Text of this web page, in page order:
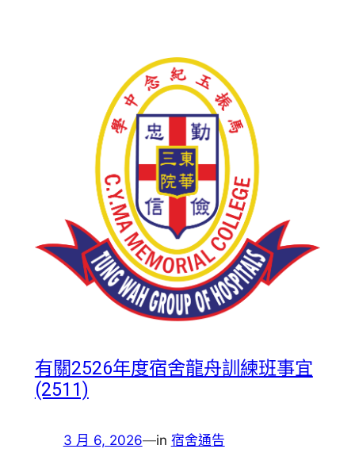
有關2526年度宿舍龍舟訓練班事宜
(2511)
3 月 6, 2026—in 宿舍通告